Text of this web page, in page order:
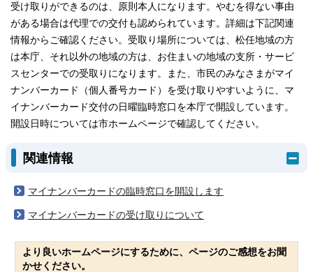
受け取りができるのは、原則本人になります。やむを得ない事由
がある場合は代理での交付も認められています。詳細は下記関連
情報からご確認ください。受取り場所については、松任地域の方
は本庁、それ以外の地域の方は、お住まいの地域の支所・サービ
スセンターでの受取りになります。また、市民のみなさまがマイ
ナンバーカード（個人番号カード）を受け取りやすいように、マ
イナンバーカード交付の日曜臨時窓口を本庁で開設しています。
開設日時については市ホームページで確認してください。
関連情報
マイナンバーカードの臨時窓口を開設します
マイナンバーカードの受け取りについて
より良いホームページにするために、ページのご感想をお聞
かせください。